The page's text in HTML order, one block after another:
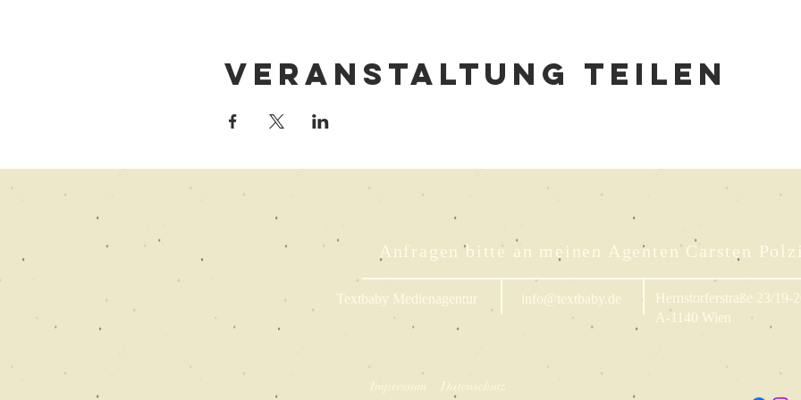
Veranstaltung teilen
Anfragen bitte an meinen Agenten Carsten
Textbaby Medienagentur info@textbaby.de
Hernstorferstraße 23/19-
A-1140 Wien
Impressum Datenschutz